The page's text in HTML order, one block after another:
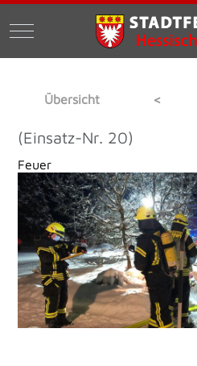
Mobile Menu Toggle
Übersicht <
(Einsatz-Nr. 20)
Feuer